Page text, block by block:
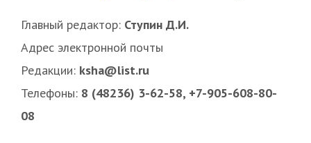
Главный редактор: Ступин Д.И.
Адрес электронной почты
Редакции: ksha@list.ru
Телефоны: 8 (48236) 3-62-58, +7-905-608-80-
08